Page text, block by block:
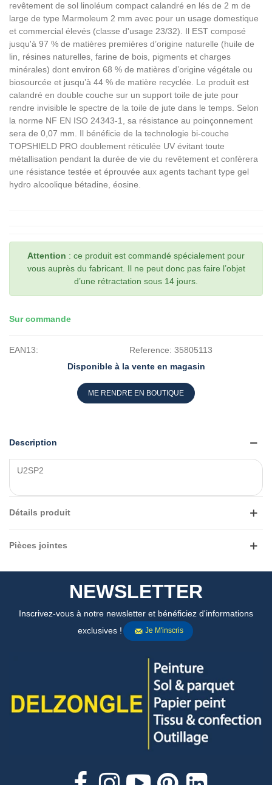
revêtement de sol linoléum compact calandré en lés de 2 m de
large de type Marmoleum 2 mm avec pour un usage domestique
et commercial élevés (classe d'usage 23/32). Il EST composé
jusqu'à 97 % de matières premières d’origine naturelle (huile de
lin, résines naturelles, farine de bois, pigments et charges
minérales) dont environ 68 % de matières d’origine végétale ou
biosourcée et jusqu’à 44 % de matière recyclée. Le produit est
calandré en double couche sur un support toile de jute pour
rendre invisible le spectre de la toile de jute dans le temps. Selon
la norme NF EN ISO 24343-1, sa résistance au poinçonnement
sera de 0,07 mm. Il bénéficie de la technologie bi-couche
TOPSHIELD PRO doublement réticulée UV évitant toute
métallisation pendant la durée de vie du revêtement et confèrera
une résistance testée et éprouvée aux agents tachant type gel
hydro alcoolique bétadine, éosine.
Attention : ce produit est commandé spécialement pour
vous auprès du fabricant. Il ne peut donc pas faire l’objet
d’une rétractation sous 14 jours.
Sur commande
EAN13: Reference: 35805113
Disponible à la vente en magasin
ME RENDRE EN BOUTIQUE
Description
U2SP2
Détails produit
Pièces jointes
NEWSLETTER
Inscrivez-vous à notre newsletter et bénéficiez d'informations
exclusives !
Je M'inscris